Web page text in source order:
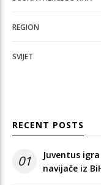
REGION
SVIJET
RECENT POSTS
01
Juventus
navijače iz